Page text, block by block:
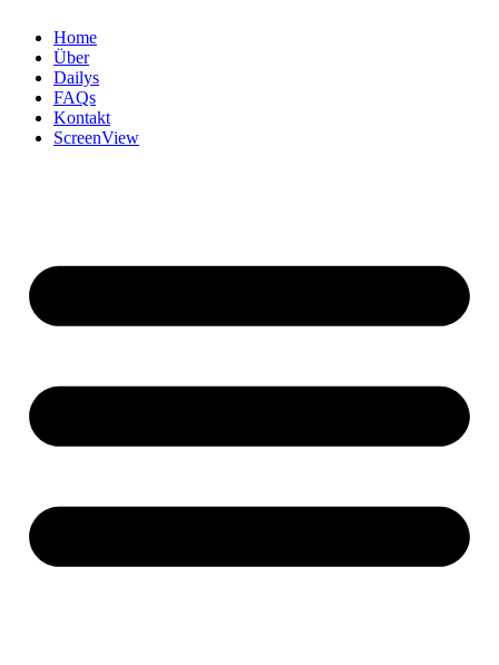
Home
Über
Dailys
FAQs
Kontakt
ScreenView